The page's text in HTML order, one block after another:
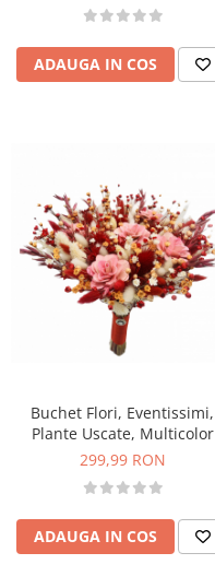
ADAUGA IN COS
Buchet Flori, Eventissimi,
Plante Uscate, Multicolor
299,99 RON
ADAUGA IN COS